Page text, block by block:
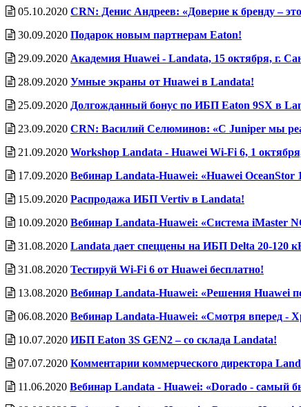
05.10.2020 CRN: Денис Андреев: «Доверие к бренду –
30.09.2020 Подарок новым партнерам Eaton!
29.09.2020 Академия Huawei - Landata, 15 октября, г.
28.09.2020 Умные экраны от Huawei в Landata!
25.09.2020 Долгожданный бонус по ИБП Eaton 9SX в
23.09.2020 CRN: Василий Селюминов: «С Juniper мы
21.09.2020 Workshop Landata - Huawei Wi-Fi 6, 1
17.09.2020 Вебинар Landata-Huawei: «Huawei OceanStor
15.09.2020 Распродажа ИБП Vertiv в Landata!
10.09.2020 Вебинар Landata-Huawei: «Система iMaster
31.08.2020 Landata дает спеццены на ИБП Delta 20-120
31.08.2020 Тестируй Wi-Fi 6 от Huawei бесплатно!
13.08.2020 Вебинар Landata-Huawei: «Решения Huawei
06.08.2020 Вебинар Landata-Huawei: «Смотря вперед -
10.07.2020 ИБП Eaton 3S GEN2 – со склада Landata!
07.07.2020 Комментарии коммерческого директора
11.06.2020 Вебинар Landata - Huawei: «Dorado - самый